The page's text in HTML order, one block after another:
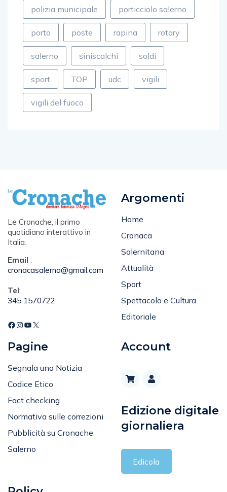
porto poste rapina rotary
salerno siniscalchi soldi
sport TOP udc vigili
vigili del fuoco
Le Cronache, il primo
quotidiano interattivo in
Italia.
cronacasalerno@gmail.com
345 1570722
Cronaca
Salernitana
Attualità
Sport
Spettacolo e Cultura
Editoriale
Codice Etico
Fact checking
Normativa sulle correzioni
Pubblicità su Cronache
Salerno
giornaliera
Edicola